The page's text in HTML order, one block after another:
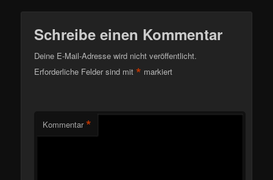
Schreibe einen Kommentar
Deine E-Mail-Adresse wird nicht veröffentlicht.
Erforderliche Felder sind mit* markiert
Kommentar *